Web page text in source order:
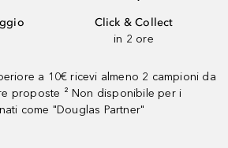
Click & Collect
in 2 ore
a 10€ ricevi almeno 2 campioni da
proposte ² Non disponibile per i
come "Douglas Partner"